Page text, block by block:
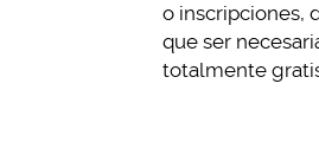
o inscripciones,
que ser
totalmente